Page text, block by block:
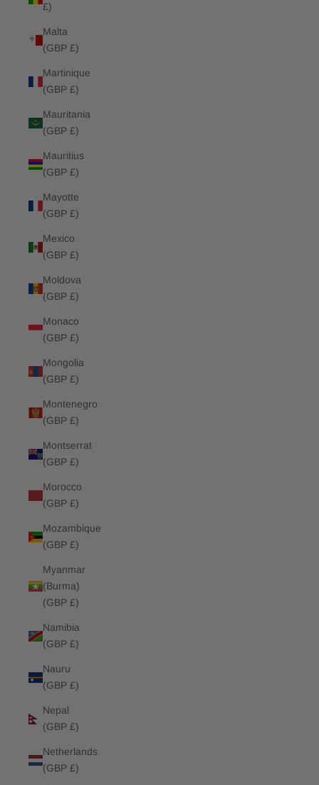
£)
Malta
(GBP £)
Martinique
(GBP £)
Mauritania
(GBP £)
Mauritius
(GBP £)
Mayotte
(GBP £)
Mexico
(GBP £)
Moldova
(GBP £)
Monaco
(GBP £)
Mongolia
(GBP £)
Montenegro
(GBP £)
Montserrat
(GBP £)
Morocco
(GBP £)
Mozambique
(GBP £)
Myanmar
(Burma)
(GBP £)
Namibia
(GBP £)
Nauru
(GBP £)
Nepal
(GBP £)
Netherlands
(GBP £)